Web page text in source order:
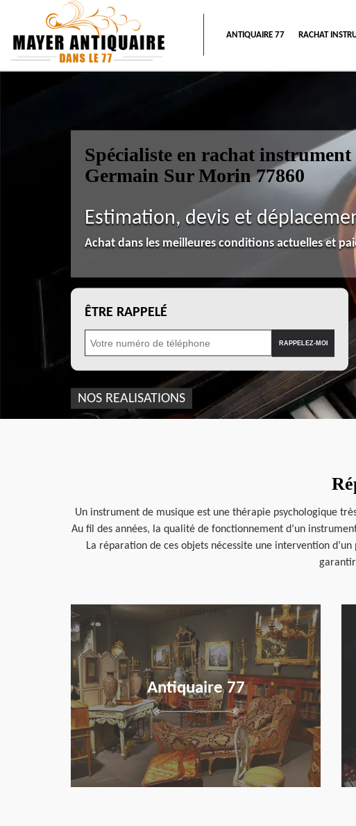
ANTIQUAIRE 77 RACHAT
Spécialiste en rachat
Germain Sur Morin 77860
Estimation, devis et
Achat dans les meilleures conditions actuelles et
ÊTRE RAPPELÉ
NOS REALISATIONS
Un instrument de musique est une thérapie psychologique
Au fil des années, la qualité de fonctionnement d’un
La réparation de ces objets nécessite une intervention
Antiquaire 77